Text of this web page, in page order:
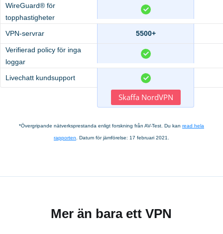
WireGuard® för
topphastigheter
VPN-servrar 5500+
Verifierad policy för inga
loggar
Livechatt kundsupport
Skaffa NordVPN
*Övergripande nätverksprestanda enligt forskning från AV-Test. Du kan read hela
rapporten . Datum för jämförelse: 17 februari 2021.
Mer än bara ett VPN